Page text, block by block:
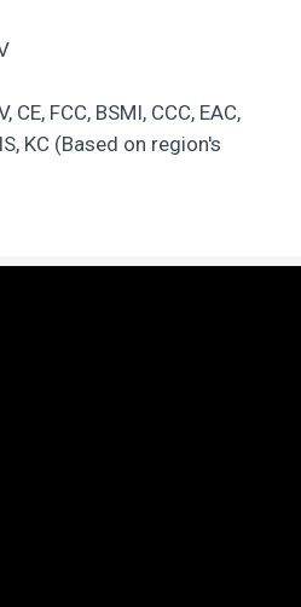
CE, FCC, BSMI, CCC, EAC,
KC (Based on region's